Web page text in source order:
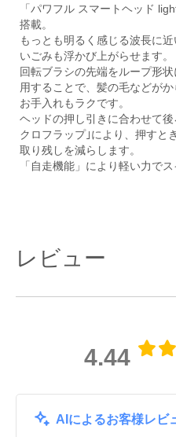
「パワフル スマートヘッド
搭載。
もっとも明るく感じる波長に
いごみも浮かび上がらせます。
回転ブラシの先端をループ形
用することで、髪の毛などが
お手入れもラクです。
ヘッドの押し引きに合わせて
クロフラップ｣により、押すと
取り残しを減らします。
「自走機能」により軽い力で
レビュー
4.44
AIによるお客様レビ